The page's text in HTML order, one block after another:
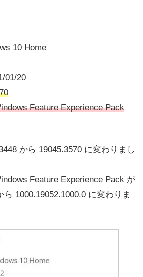
10 Home
‎01/‎20
Feature Experience Pack
から 19045.3570 に変わりまし
Feature Experience Pack が
ら 1000.19052.1000.0 に変わりま